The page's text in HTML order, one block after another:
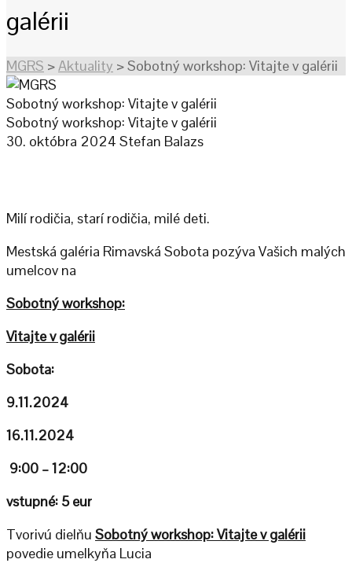
galérii
MGRS >Aktuality >Sobotný workshop: Vitajte v galérii
Sobotný workshop: Vitajte v galérii
Sobotný workshop: Vitajte v galérii
30. októbra 2024 Stefan Balazs
Milí rodičia, starí rodičia, milé deti.
Mestská galéria Rimavská Sobota pozýva Vašich malých
umelcov na
Sobotný workshop:
Vitajte v galérii
Sobota:
9.11.2024
16.11.2024
9:00 – 12:00
vstupné: 5 eur
Tvorivú dielňu Sobotný workshop: Vitajte v galérii
povedie umelkyňa Lucia